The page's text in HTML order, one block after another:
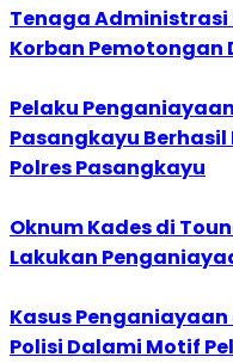
Tenaga Administrasi
Korban Pemotongan
Pelaku
Pasangkayu
Polres Pasangkayu
Oknum Kades di
Lakukan
Kasus
Polisi Dalami Motif